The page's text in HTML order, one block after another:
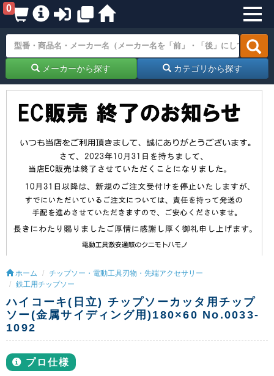
0
メーカーから探す カテゴリから探す
ホーム
チップソー・電動工具刃物・先端アクセサリー
鉄工用チップソー
ハイコーキ(日立) チップソーカッタ用チップ
ソー(金属サイディング用)180×60 No.0033-
1092
プロ仕様